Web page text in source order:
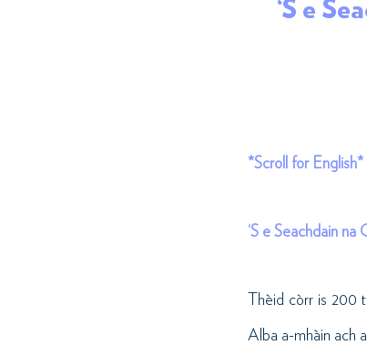
‘S e
*Scroll for English*
‘S e Seachdain na
Thèid còrr is 200
Alba a-mhàin ach